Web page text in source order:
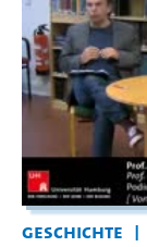
Geschichte